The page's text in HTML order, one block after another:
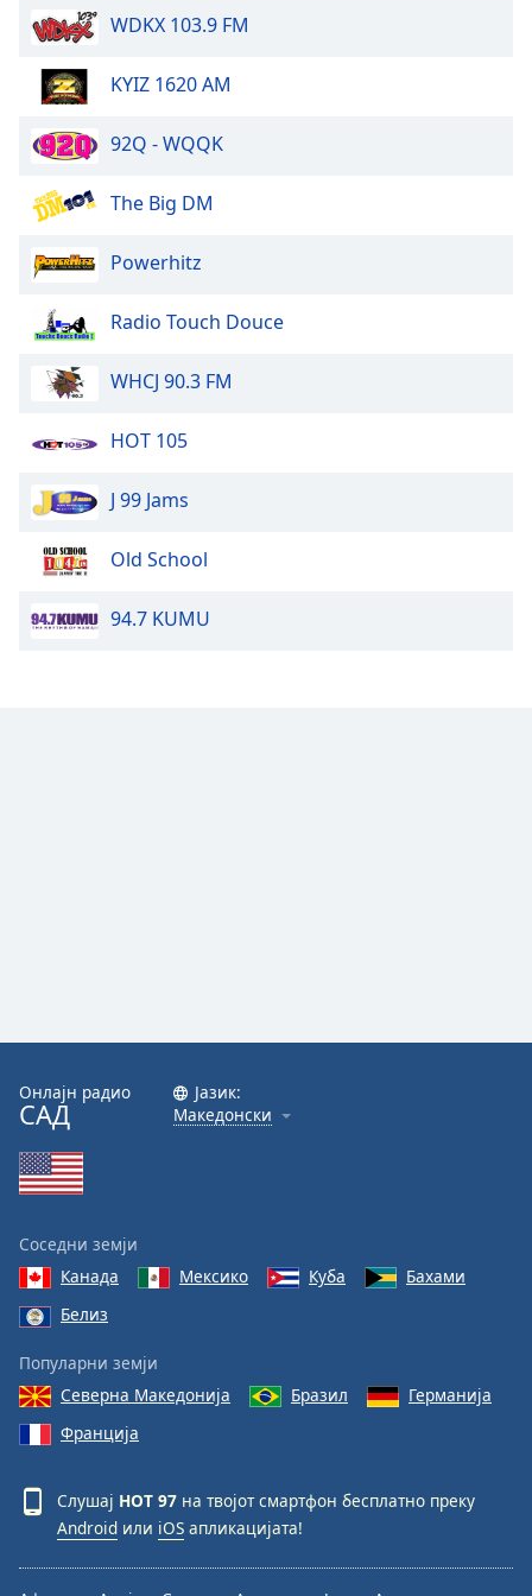
window.
Escape
cancel
close
window.
Color
Background
Font
Family
Close
Modal
Dialog
End
dialog
window.
WDKX 103.9 FM
KYIZ 1620 AM
92Q - WQQK
The Big DM
Powerhitz
Radio Touch Douce
WHCJ 90.3 FM
HOT 105
J 99 Jams
Old School
94.7 KUMU
Онлајн радио
САД
Јазик:
Македонски
Соседни земји
Канада
Мексико Куба
Бахами
Белиз
Популарни земји
Северна Македонија
Бразил
Германија
Франција
Слушај HOT 97 на твојот смартфон бесплатно преку
Android или iOS апликацијата!